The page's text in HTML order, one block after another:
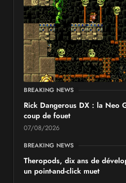
GeekNIID 2026
les 19 et 20 septembre 2026 - à
SALONS & CONVENTIONS GEEKS
Japan Manga Wave Colmar
les 19 et 20 septembre 2026 - à
BREAKING NEWS
Rick Dangerous DX : la Neo
coup de fouet
07/08/2026
BREAKING NEWS
Theropods, dix ans de
un point-and-click muet